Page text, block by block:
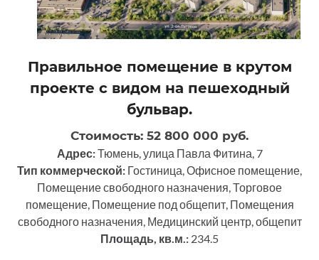
Правильное помещение в крутом
проекте с видом на пешеходный
бульвар.
Стоимость: 52 800 000 руб.
Адрес:Тюмень, улица Павла Фитина, 7
Тип коммерческой: Гостиница, Офисное помещение,
Помещение свободного назначения, Торговое
помещение, Помещение под общепит, Помещения
свободного назначения, Медицинский центр, общепит
Площадь, кв.м.: 234.5